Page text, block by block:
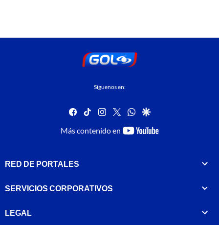
Síguenos en:
facebook
tiktok instagram
twitterwhatsapp
google
Más contenido en
youtube-
RED DE PORTALES
SERVICIOS CORPORATIVOS
LEGAL